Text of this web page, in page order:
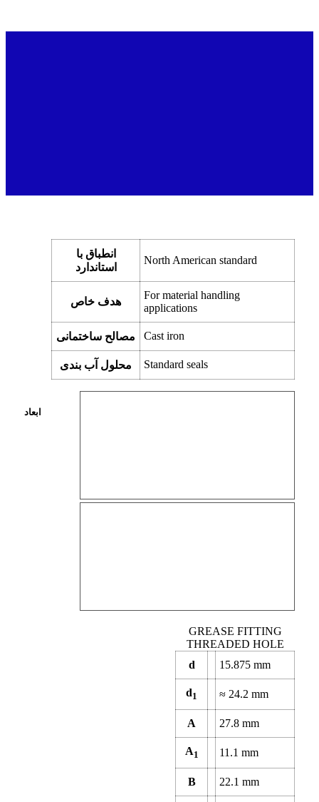
انطباق با
استاندارد
North American standard
هدف خاص
For material handling
applications
مصالح ساختمانی Cast iron
محلول آب بندی Standard seals
ابعاد
d 15.875mm
d1 ≈ 24.2mm
A 27.8mm
A1 11.1mm
B 22.1mm
GREASE FITTING
THREADED HOLE